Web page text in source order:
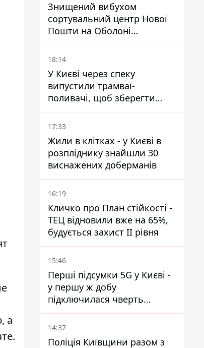
а
Знищений вибухом
сортувальний центр Нової
Пошти на Оболоні
запрацював - видають
посилки
18:14
У Києві через спеку
випустили трамваї-
поливачі, щоб зберегти
рейки від деформації
17:33
Жили в клітках - у Києві в
розпліднику знайшли 30
виснажених доберманів
16:19
Кличко про План стійкості -
ТЕЦ відновили вже на 65%,
будується захист ІІ рівня
15:46
Перші підсумки 5G у Києві -
у першу ж добу
підключилася чверть
мільйона абонентів
14:37
Поліція Київщини разом з